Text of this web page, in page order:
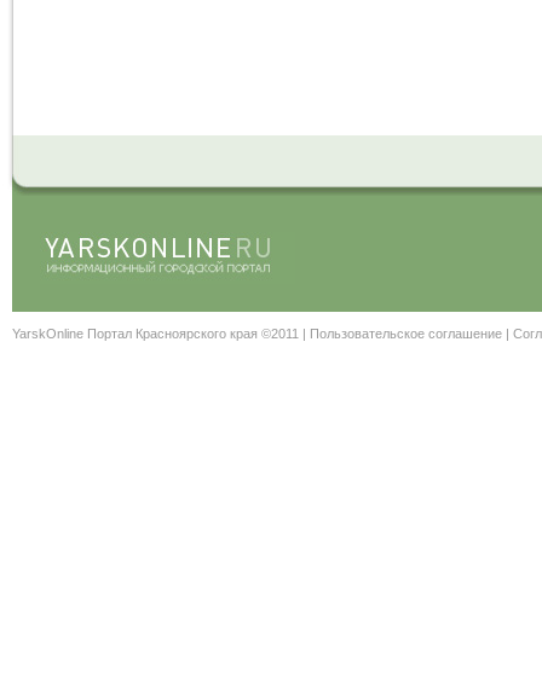
YarskOnline Портал Красноярского края ©2011 | Пользовательское соглашение |